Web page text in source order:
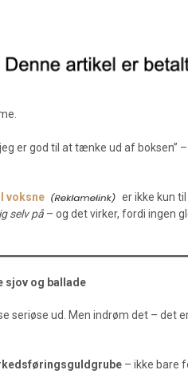
er god til at tænke ud af boksen”
voksne
er ikke kun
selv på – og det virker, fordi ingen
sjov og ballade
seriøse ud. Men indrøm det – det
– ikke bare